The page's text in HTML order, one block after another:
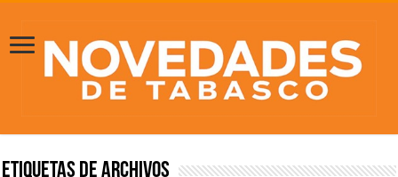
Etiquetas de Archivos